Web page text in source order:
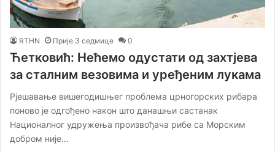
RTHN Прије 3 седмице 0
Ћетковић: Нећемо одустати од захтјева
за сталним везовима и уређеним лукама
Рјешавање вишегодишњег проблема црногорских рибара
поново је одгођено након што данашњи састанак
Националног удружења произвођача рибе са Морским
добром није…